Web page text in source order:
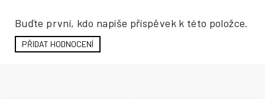
Buďte první, kdo napíše příspěvek k této položce.
PŘIDAT HODNOCENÍ